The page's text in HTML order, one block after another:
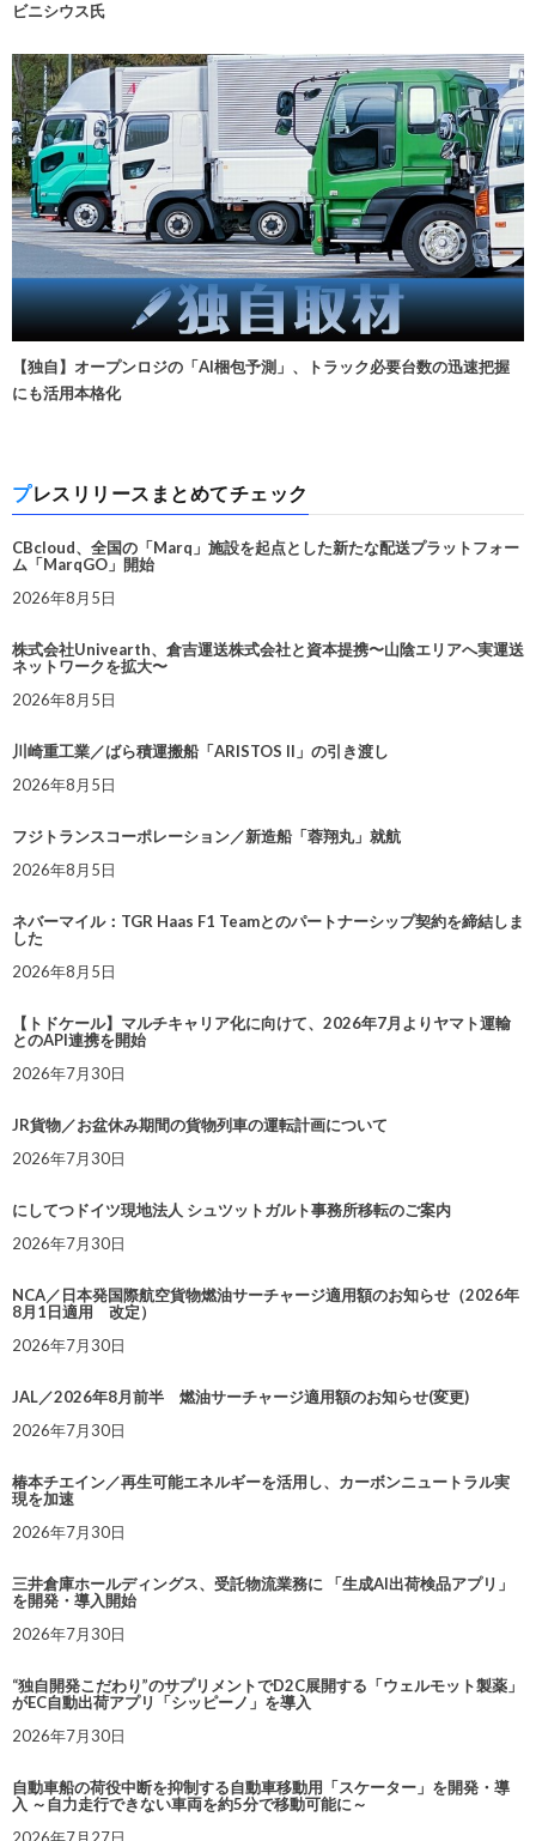
ビニシウス氏
【独自】オープンロジの「AI梱包予測」、トラック必要台数の迅速把握
にも活用本格化
プレスリリースまとめてチェック
CBcloud、全国の「Marq」施設を起点とした新たな配送プラットフォー
ム「MarqGO」開始
2026年8月5日
株式会社Univearth、倉吉運送株式会社と資本提携〜山陰エリアへ実運送
ネットワークを拡大〜
2026年8月5日
川崎重工業／ばら積運搬船「ARISTOS II」の引き渡し
2026年8月5日
フジトランスコーポレーション／新造船「蓉翔丸」就航
2026年8月5日
ネバーマイル：TGR Haas F1 Teamとのパートナーシップ契約を締結しま
した
2026年8月5日
【トドケール】マルチキャリア化に向けて、2026年7月よりヤマト運輸
とのAPI連携を開始
2026年7月30日
JR貨物／お盆休み期間の貨物列車の運転計画について
2026年7月30日
にしてつドイツ現地法人 シュツットガルト事務所移転のご案内
2026年7月30日
NCA／日本発国際航空貨物燃油サーチャージ適用額のお知らせ（2026年
8月1日適用 改定）
2026年7月30日
JAL／2026年8月前半 燃油サーチャージ適用額のお知らせ(変更)
2026年7月30日
椿本チエイン／再生可能エネルギーを活用し、カーボンニュートラル実
現を加速
2026年7月30日
三井倉庫ホールディングス、受託物流業務に 「生成AI出荷検品アプリ」
を開発・導入開始
2026年7月30日
“独自開発こだわり”のサプリメントでD2C展開する「ウェルモット製薬」
がEC自動出荷アプリ「シッピーノ」を導入
2026年7月30日
自動車船の荷役中断を抑制する自動車移動用「スケーター」を開発・導
入 ～自力走行できない車両を約5分で移動可能に～